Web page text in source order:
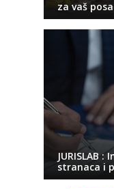
za vaš
JURISLAB
stranaca i